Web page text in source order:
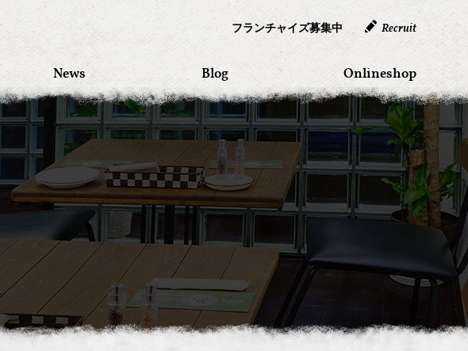
Recruit
フランチャイズ募集中
News Blog Onlineshop